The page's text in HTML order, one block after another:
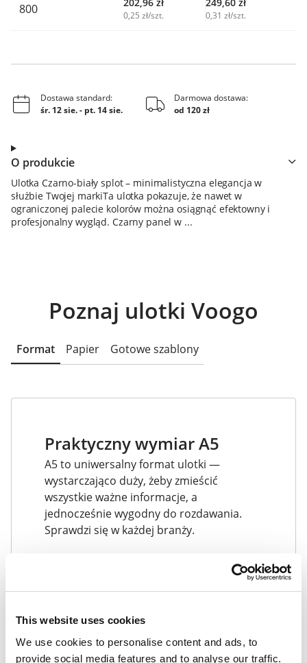
This website uses cookies
We use cookies to personalise content and ads, to
provide social media features and to analyse our traffic.
800 0,25 zł/szt. 0,31 zł/szt.
Dostawa standard:
śr. 12 sie.- pt. 14 sie.
Darmowa dostawa:
od 120 zł
O produkcie
Ulotka Czarno-biały splot – minimalistyczna elegancja w
służbie Twojej markiTa ulotka pokazuje, że nawet w
ograniczonej palecie kolorów można osiągnąć efektowny i
profesjonalny wygląd. Czarny panel w ...
Poznaj ulotki Voogo
Format Papier Gotowe szablony
Praktyczny wymiar A5
A5 to uniwersalny format ulotki —
wystarczająco duży, żeby zmieścić
wszystkie ważne informacje, a
jednocześnie wygodny do rozdawania.
Sprawdzi się w każdej branży.